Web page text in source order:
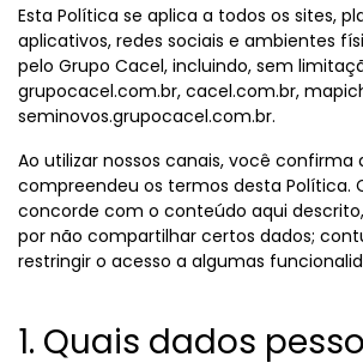
Esta Política se aplica a todos os sites,
aplicativos, redes sociais e ambientes
pelo Grupo Cacel, incluindo, sem
grupocacel.com.br, cacel.com.br,
seminovos.grupocacel.com.br.
Ao utilizar nossos canais, você confirma
compreendeu os termos desta Política.
concorde com o conteúdo aqui
por não compartilhar certos dados;
restringir o acesso a algumas
1. Quais dados